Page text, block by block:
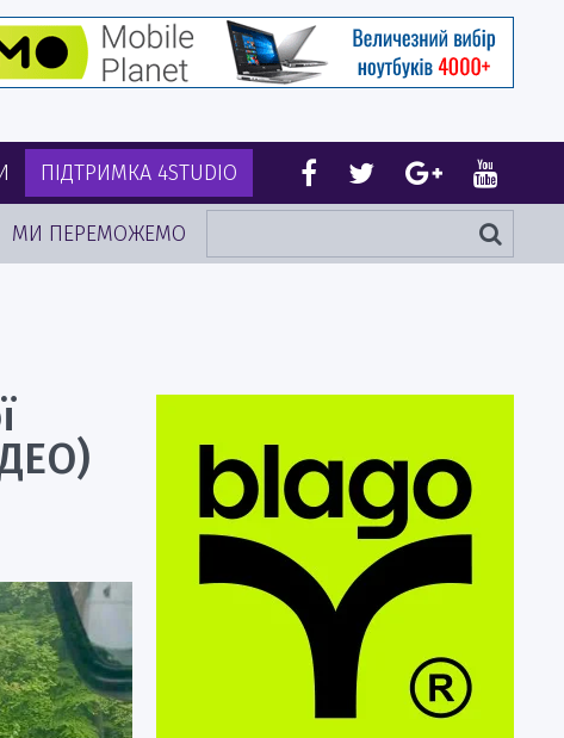
ПІДТРИМКА 4STUDIO
МИ ПЕРЕМОЖЕМО